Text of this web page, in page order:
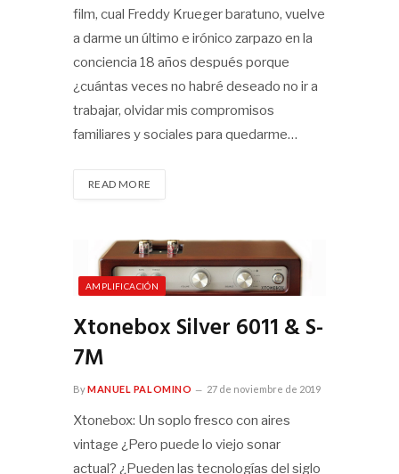
film, cual Freddy Krueger baratuno, vuelve
a darme un último e irónico zarpazo en la
conciencia 18 años después porque
¿cuántas veces no habré deseado no ir a
trabajar, olvidar mis compromisos
familiares y sociales para quedarme…
READ MORE
AMPLIFICACIÓN
Xtonebox Silver 6011 & S-
7M
ByMANUEL PALOMINO 27 de noviembre de 2019
Xtonebox: Un soplo fresco con aires
vintage ¿Pero puede lo viejo sonar
actual? ¿Pueden las tecnologías del siglo